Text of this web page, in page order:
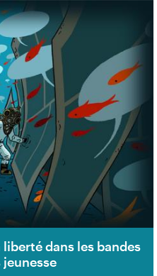
dans les bandes
jeunesse